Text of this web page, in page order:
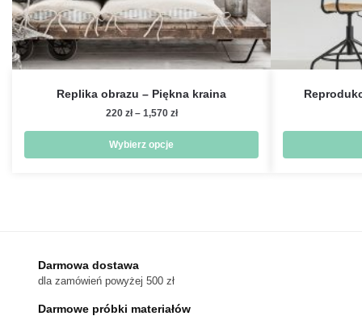
Replika obrazu – Piękna kraina
220 zł – 1,570 złZakres
220 zł
Wybierz opcje
można
wybrać
Darmowa dostawa
dla zamówień powyżej 500 zł
Darmowe próbki materiałów